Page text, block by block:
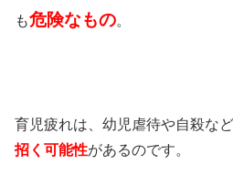
も危険なもの。
育児疲れは、幼児虐待や自殺な
招く可能性があるのです。